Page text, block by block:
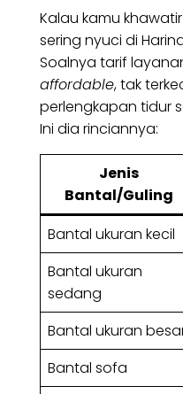
Kalau kamu
sering nyuci di
Soalnya tarif
affordable, tak
perlengkapan tidur
Ini dia rinciannya:
Jenis
Bantal/Guling
Bantal ukuran kecil
Bantal ukuran
sedang
Bantal ukuran
Bantal sofa